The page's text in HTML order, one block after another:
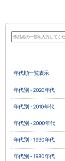
年代順一覧表示
年代別 - 2020年代
年代別 - 2010年代
年代別 - 2000年代
年代別 - 1990年代
年代別 - 1980年代